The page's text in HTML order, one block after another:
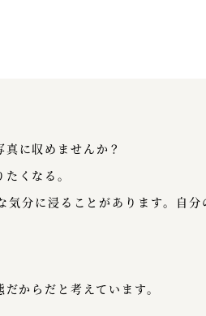
に収めませんか？
くなる。
分に浸ることがあります。自
からだと考えています。